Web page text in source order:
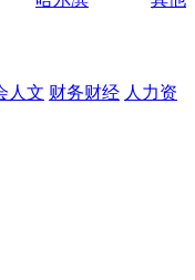
人文 财务财经 人力资